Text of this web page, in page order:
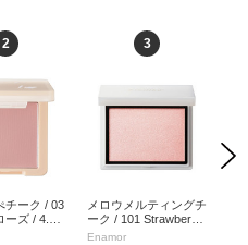
2
チーク / 03
ズ / 4.5g
ローズ /
3
メロウメルティングチ
ーク / 101 Strawberry
milk / 4.5g / 101 Straw
Enamor
Next